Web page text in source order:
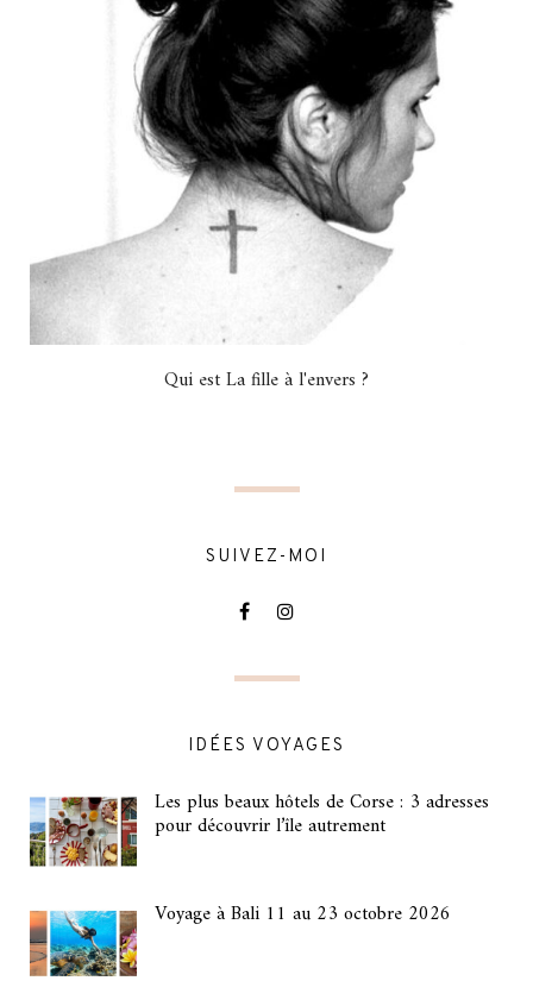
Qui est La fille à l'envers ?
SUIVEZ-MOI
IDÉES VOYAGES
Les plus beaux hôtels de Corse : 3 adresses
pour découvrir l’île autrement
Voyage à Bali 11 au 23 octobre 2026